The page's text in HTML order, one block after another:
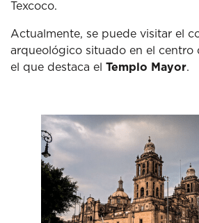
Texcoco.
Actualmente, se puede visitar el
arqueológico situado en el centro
el que destaca el Templo Mayor.